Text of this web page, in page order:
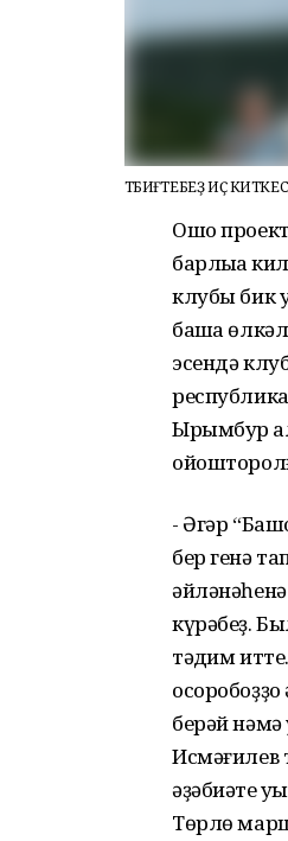
ТӘБИҒӘТЕБЕҘ ИҪ
Ошо
барлыҡҡа
клубы бик
башҡа
эсендә
Ырымбур
- Әгәр
бер генә
күрәбеҙ.
тәҡдим
берәй
Исмәғилев
әҙәбиәте
Төрлө